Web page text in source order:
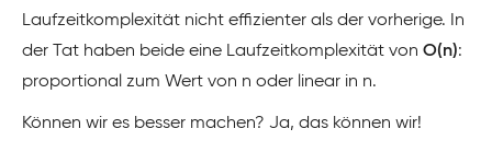
Laufzeitkomplexität nicht effizienter als der vorherige. In
der Tat haben beide eine Laufzeitkomplexität von O(n):
proportional zum Wert von n oder linear in n.
Können wir es besser machen? Ja, das können wir!